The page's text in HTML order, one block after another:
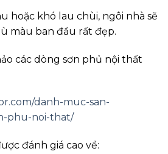
hoặc khó lau chùi, ngôi nhà sẽ
màu ban đầu rất đẹp.
các dòng sơn phủ nội thất
danh-muc-san-
phu-noi-that/
đánh giá cao về: